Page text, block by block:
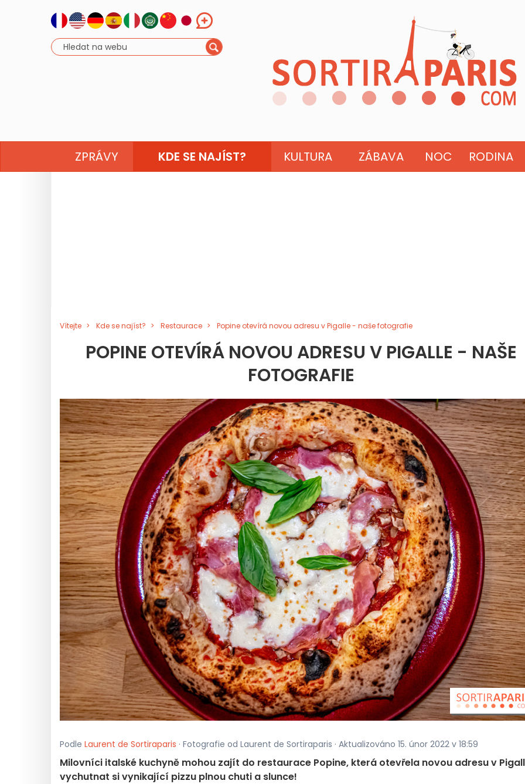
ZPRÁVY KDE SE NAJÍST? KULTURA ZÁBAVA NOC RODINA
Vítejte Kde se najíst? Restaurace Popine otevírá novou adresu v Pigalle - naše fotografie
POPINE OTEVÍRÁ NOVOU ADRESU V PIGALLE - NAŠE
FOTOGRAFIE
Podle Laurent de Sortiraparis · Fotografie od Laurent de Sortiraparis · Aktualizováno 15. únor 2022 v 18:59
Milovníci italské kuchyně mohou zajít do restaurace Popine, která otevřela novou adresu v
vychutnat si vynikající pizzu plnou chuti a slunce!